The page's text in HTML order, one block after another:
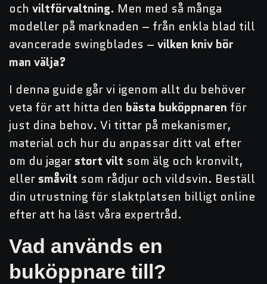
och viltförvaltning. Men med så många
modeller på marknaden – från enkla blad till
avancerade swingblades – vilken kniv bör
man välja?
I denna guide går vi igenom allt du behöver
veta för att hitta den bästa buköppnaren för
just dina behov. Vi tittar på mekanismer,
material och hur du anpassar ditt val efter
om du jagar stort vilt som älg och kronvilt,
eller småvilt som rådjur och vildsvin. Beställ
din utrustning för slaktplatsen billigt online
efter att ha läst våra expertråd.
Vad används en
buköppnare till?